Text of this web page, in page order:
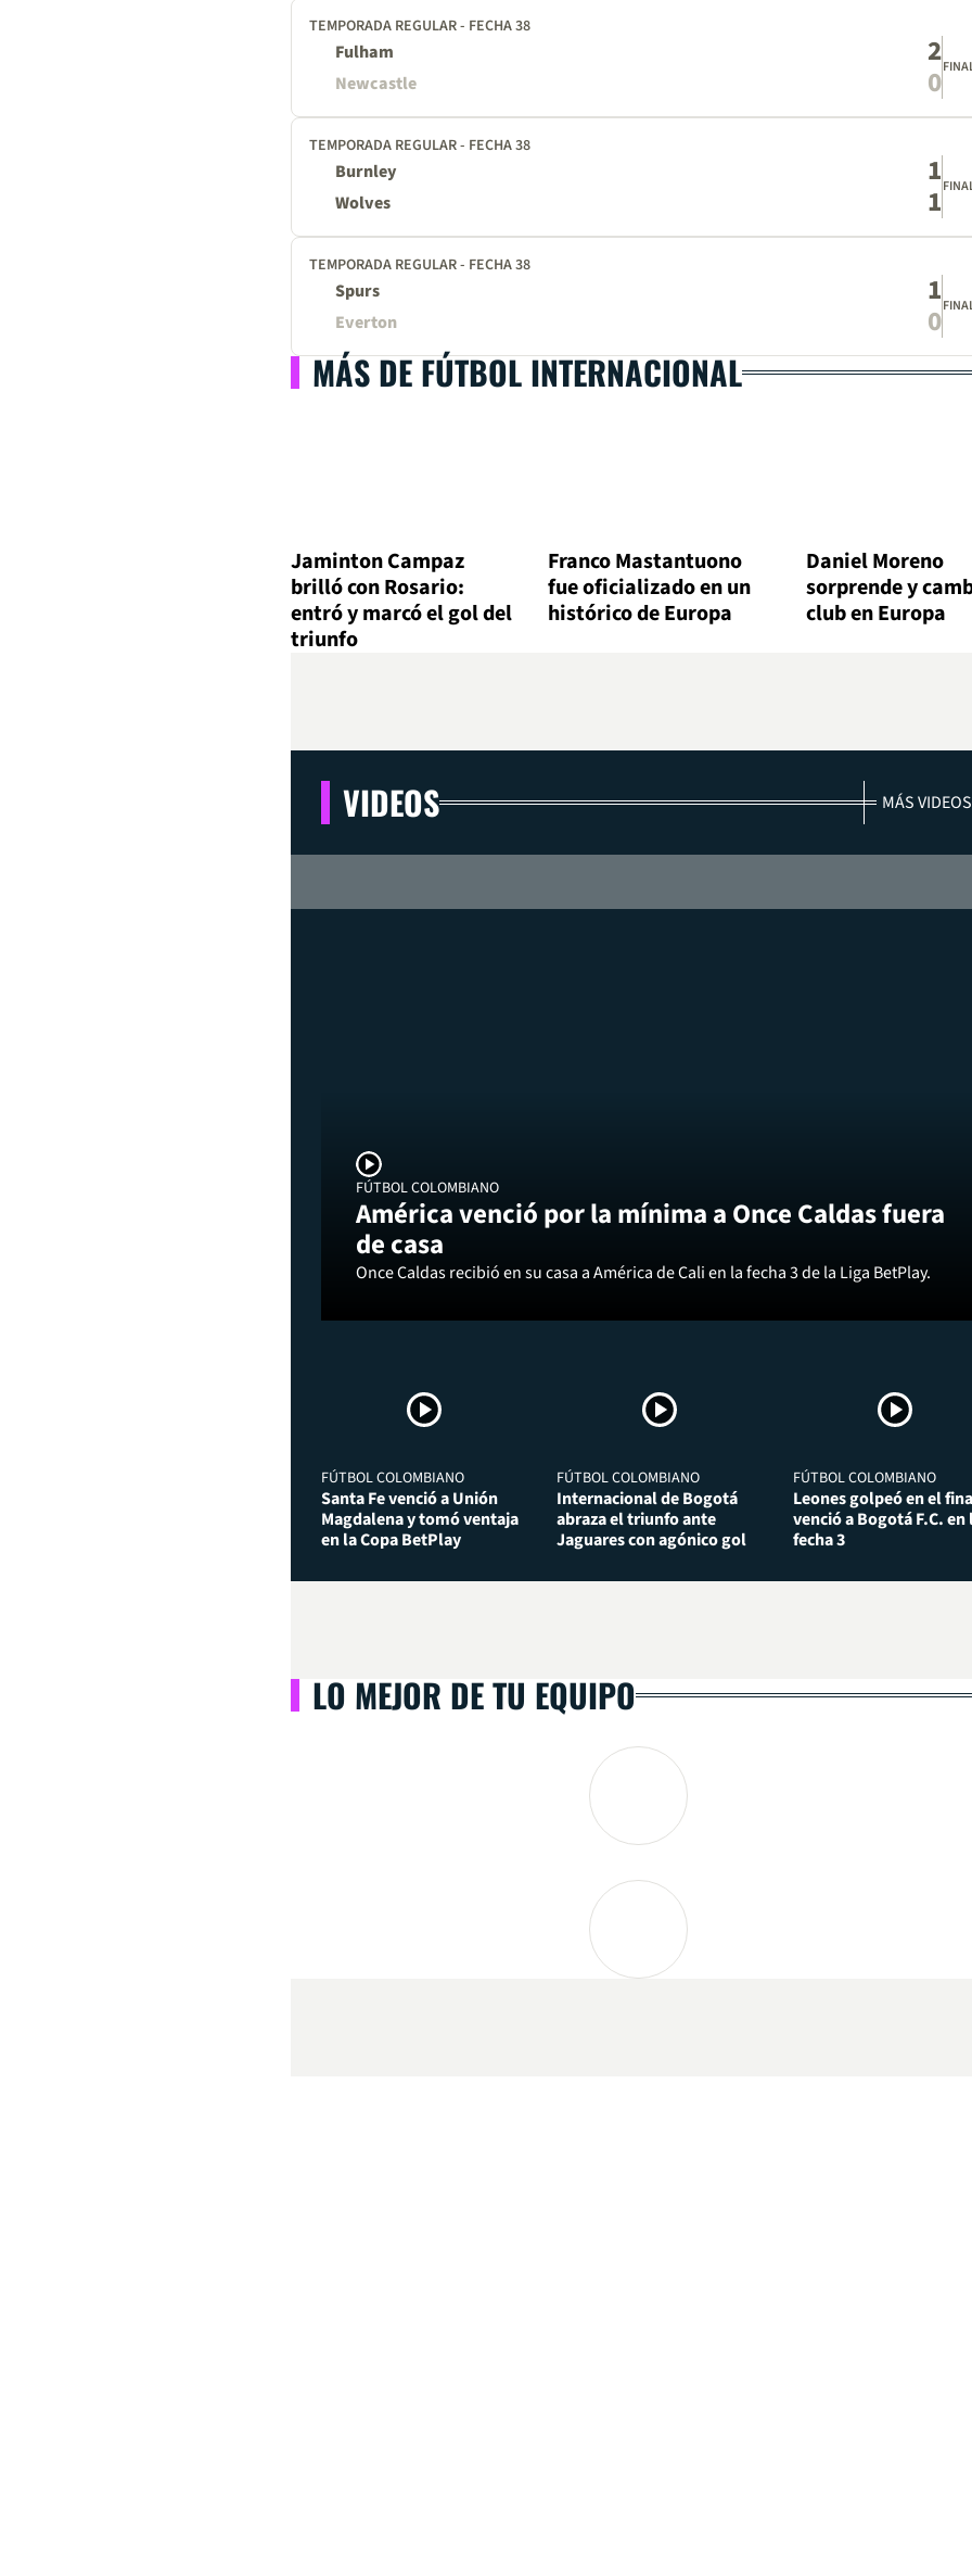
TEMPORADA REGULAR - FECHA 38
Fulham 2
Newcastle 0
TEMPORADA REGULAR - FECHA 38
Burnley 1
Wolves 1
TEMPORADA REGULAR - FECHA 38
Spurs 1
Everton 0
MÁS DE FÚTBOL INTERNACIONAL
Jaminton Campaz
brilló con Rosario:
entró y marcó el gol del
triunfo
Franco Mastantuono
fue oficializado en un
histórico de Europa
Daniel Moreno
sorprende y
club en Europa
VIDEOS MÁS VIDEOS
FÚTBOL COLOMBIANO
América venció por la mínima a Once Caldas fuera
de casa
Once Caldas recibió en su casa a América de Cali en la fecha 3 de la Liga BetPlay.
FÚTBOL COLOMBIANO
Santa Fe venció a Unión
Magdalena y tomó ventaja
en la Copa BetPlay
FÚTBOL COLOMBIANO
Internacional de Bogotá
abraza el triunfo ante
Jaguares con agónico gol
FÚTBOL COLOMBIANO
Leones golpeó en el
venció a Bogotá F.C. en
fecha 3
LO MEJOR DE TU EQUIPO